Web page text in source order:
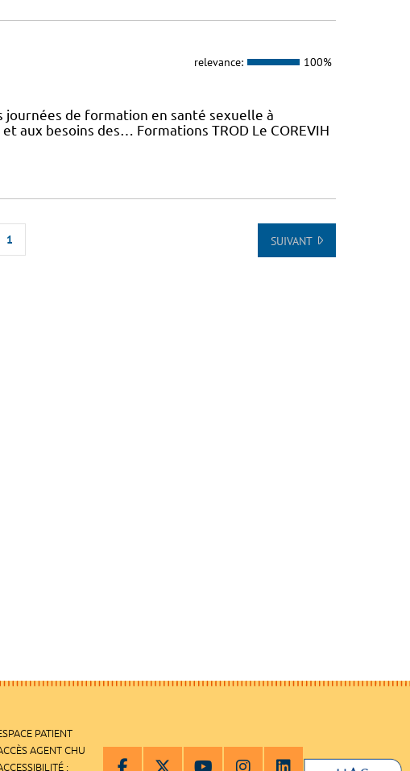
relevance: 100%
journées de formation en santé sexuelle à
aux besoins des… Formations TROD Le COREVIH
1 SUIVANT
PATIENT
AGENT CHU
: